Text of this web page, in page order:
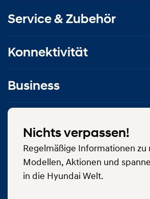
Service & Zubehör
Konnektivität
Business
Nichts verpassen!
Regelmäßige Informationen zu
Modellen, Aktionen und
in die Hyundai Welt.